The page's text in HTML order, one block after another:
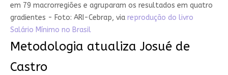
em 79 macrorregiões e agruparam os resultados em quatro
gradientes - Foto: ARI-Cebrap, via reprodução do livro
Salário Mínimo no Brasil
Metodologia atualiza Josué de
Castro